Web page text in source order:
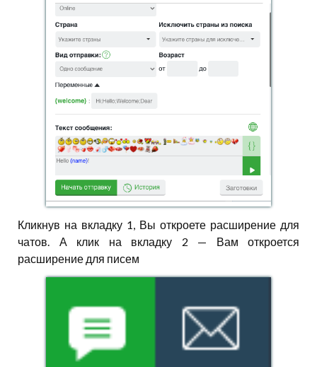
Кликнув на вкладку 1, Вы откроете расширение для
чатов. А клик на вкладку 2 — Вам откроется
расширение для писем